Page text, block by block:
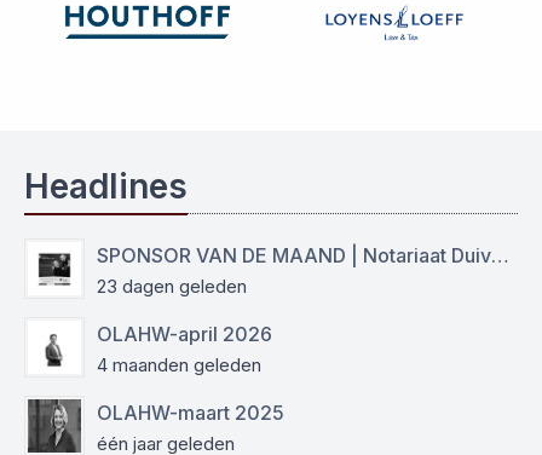
Headlines
SPONSOR VAN DE MAAND | Notariaat Duiven Westervoort
23 dagen geleden
OLAHW-april 2026
4 maanden geleden
OLAHW-maart 2025
één jaar geleden